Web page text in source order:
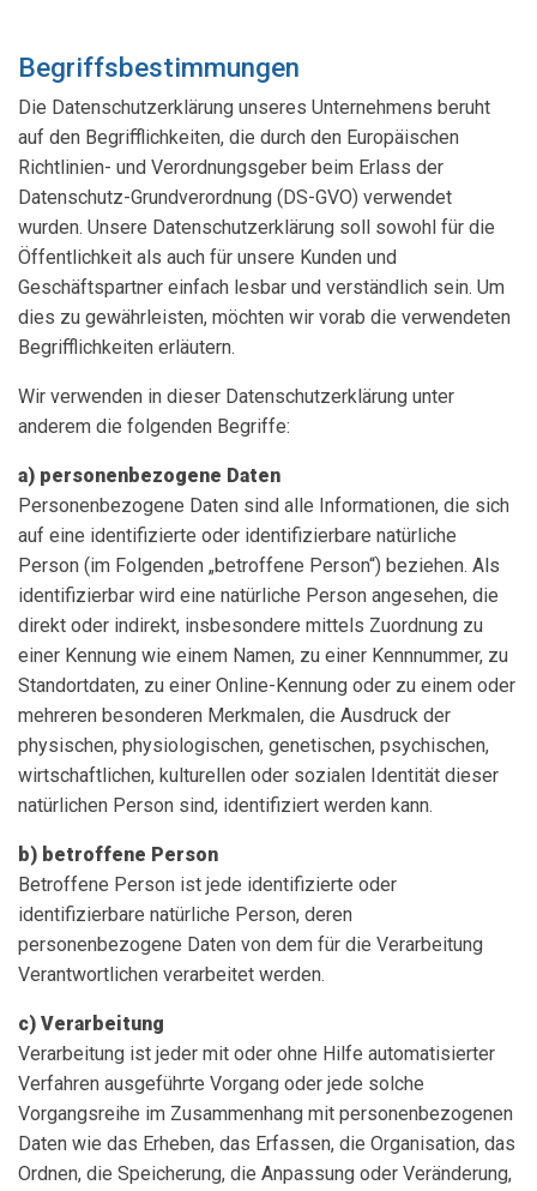
Begriffsbestimmungen
Die Datenschutzerklärung unseres Unternehmens beruht
auf den Begrifflichkeiten, die durch den Europäischen
Richtlinien- und Verordnungsgeber beim Erlass der
Datenschutz-Grundverordnung (DS-GVO) verwendet
wurden. Unsere Datenschutzerklärung soll sowohl für die
Öffentlichkeit als auch für unsere Kunden und
Geschäftspartner einfach lesbar und verständlich sein. Um
dies zu gewährleisten, möchten wir vorab die verwendeten
Begrifflichkeiten erläutern.
Wir verwenden in dieser Datenschutzerklärung unter
anderem die folgenden Begriffe:
a) personenbezogene Daten
Personenbezogene Daten sind alle Informationen, die sich
auf eine identifizierte oder identifizierbare natürliche
Person (im Folgenden „betroffene Person“) beziehen. Als
identifizierbar wird eine natürliche Person angesehen, die
direkt oder indirekt, insbesondere mittels Zuordnung zu
einer Kennung wie einem Namen, zu einer Kennnummer, zu
Standortdaten, zu einer Online-Kennung oder zu einem oder
mehreren besonderen Merkmalen, die Ausdruck der
physischen, physiologischen, genetischen, psychischen,
wirtschaftlichen, kulturellen oder sozialen Identität dieser
natürlichen Person sind, identifiziert werden kann.
b) betroffene Person
Betroffene Person ist jede identifizierte oder
identifizierbare natürliche Person, deren
personenbezogene Daten von dem für die Verarbeitung
Verantwortlichen verarbeitet werden.
c) Verarbeitung
Verarbeitung ist jeder mit oder ohne Hilfe automatisierter
Verfahren ausgeführte Vorgang oder jede solche
Vorgangsreihe im Zusammenhang mit personenbezogenen
Daten wie das Erheben, das Erfassen, die Organisation, das
Ordnen, die Speicherung, die Anpassung oder Veränderung,